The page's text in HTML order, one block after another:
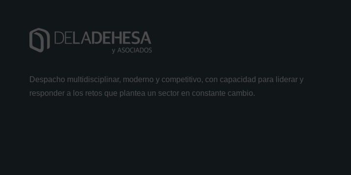
Despacho multidisciplinar, moderno y competitivo, con capacidad para liderar y
responder a los retos que plantea un sector en constante cambio.